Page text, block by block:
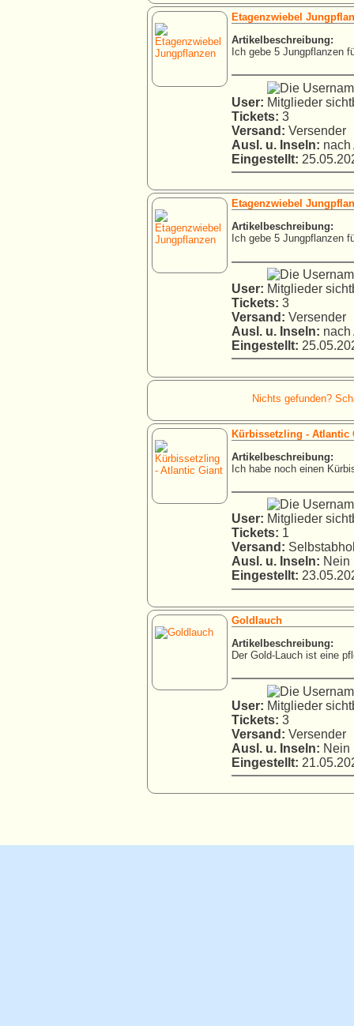
Etagenzwiebel
Artikelbeschreibung:
Ich gebe 5 Jungpflanzen
User:
Tickets: 3
Versand: Versender
Ausl. u. Inseln: nach
Eingestellt:
Etagenzwiebel
Artikelbeschreibung:
Ich gebe 5 Jungpflanzen
User:
Tickets: 3
Versand: Versender
Ausl. u. Inseln: nach
Eingestellt:
Nichts gefunden?
Kürbissetzling - Atlantic
Artikelbeschreibung:
Ich habe noch einen
User:
Tickets: 1
Versand:
Ausl. u. Inseln: Nein
Eingestellt:
Goldlauch
Artikelbeschreibung:
Der Gold-Lauch ist eine
User:
Tickets: 3
Versand: Versender
Ausl. u. Inseln: Nein
Eingestellt: